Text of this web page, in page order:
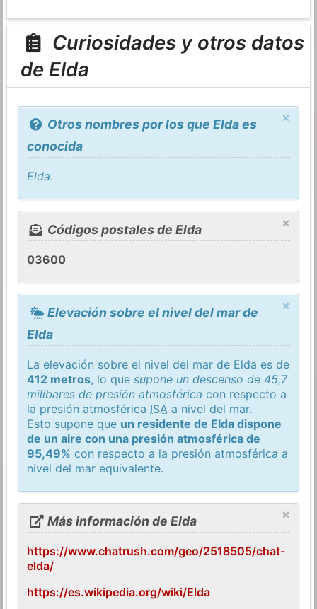
Curiosidades y otros datos
de Elda
×
Otros nombres por los que Elda es
conocida
Elda.
×
Códigos postales de Elda
03600
×
Elevación sobre el nivel del mar de
Elda
La elevación sobre el nivel del mar de Elda es de
412 metros, lo quesupone un descenso de 45,7
milibares de presión atmosférica con respecto a
la presión atmosférica ISA a nivel del mar.
Esto supone que un residente de Elda dispone
de un aire con una presión atmosférica de
95,49% con respecto a la presión atmosférica a
nivel del mar equivalente.
×
Más información de Elda
https://www.chatrush.com/geo/2518505/chat-
elda/
https://es.wikipedia.org/wiki/Elda